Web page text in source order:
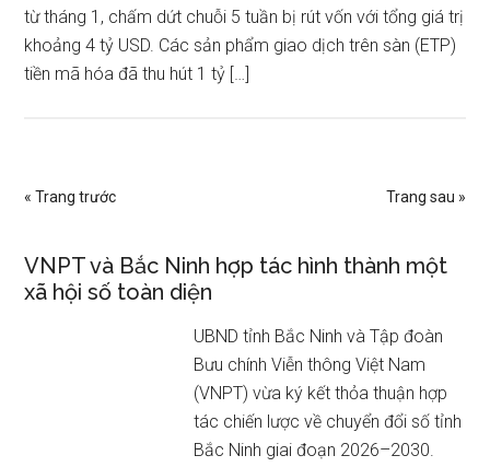
từ tháng 1, chấm dứt chuỗi 5 tuần bị rút vốn với tổng giá trị
khoảng 4 tỷ USD. Các sản phẩm giao dịch trên sàn (ETP)
tiền mã hóa đã thu hút 1 tỷ […]
« Trang trước Trang sau »
VNPT và Bắc Ninh hợp tác hình thành một
xã hội số toàn diện
UBND tỉnh Bắc Ninh và Tập đoàn
Bưu chính Viễn thông Việt Nam
(VNPT) vừa ký kết thỏa thuận hợp
tác chiến lược về chuyển đổi số tỉnh
Bắc Ninh giai đoạn 2026–2030.